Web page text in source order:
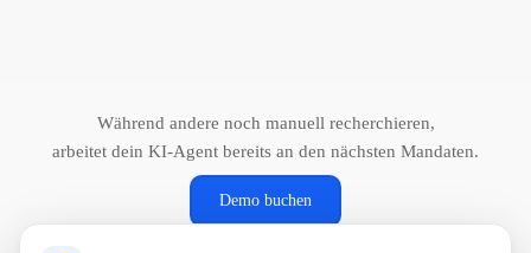
Während andere noch manuell recherchieren,
arbeitet dein KI-Agent bereits an den nächsten Mandaten.
Demo buchen